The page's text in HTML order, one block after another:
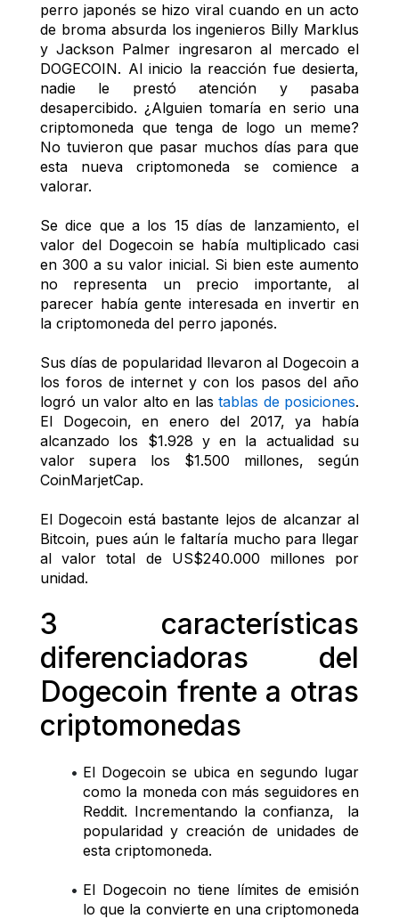
perro japonés se hizo viral cuando en un acto
de broma absurda los ingenieros Billy Marklus
y Jackson Palmer ingresaron al mercado el
DOGECOIN. Al inicio la reacción fue desierta,
nadie le prestó atención y pasaba
desapercibido. ¿Alguien tomaría en serio una
criptomoneda que tenga de logo un meme?
No tuvieron que pasar muchos días para que
esta nueva criptomoneda se comience a
valorar.
Se dice que a los 15 días de lanzamiento, el
valor del Dogecoin se había multiplicado casi
en 300 a su valor inicial. Si bien este aumento
no representa un precio importante, al
parecer había gente interesada en invertir en
la criptomoneda del perro japonés.
Sus días de popularidad llevaron al Dogecoin a
los foros de internet y con los pasos del año
logró un valor alto en las tablas de posiciones.
El Dogecoin, en enero del 2017, ya había
alcanzado los $1.928 y en la actualidad su
valor supera los $1.500 millones, según
CoinMarjetCap.
El Dogecoin está bastante lejos de alcanzar al
Bitcoin, pues aún le faltaría mucho para llegar
al valor total de US$240.000 millones por
unidad.
3 características
diferenciadoras del
Dogecoin frente a otras
criptomonedas
El Dogecoin se ubica en segundo lugar
como la moneda con más seguidores en
Reddit. Incrementando la confianza,  la
popularidad y creación de unidades de
esta criptomoneda.
El Dogecoin no tiene límites de emisión
lo que la convierte en una criptomoneda